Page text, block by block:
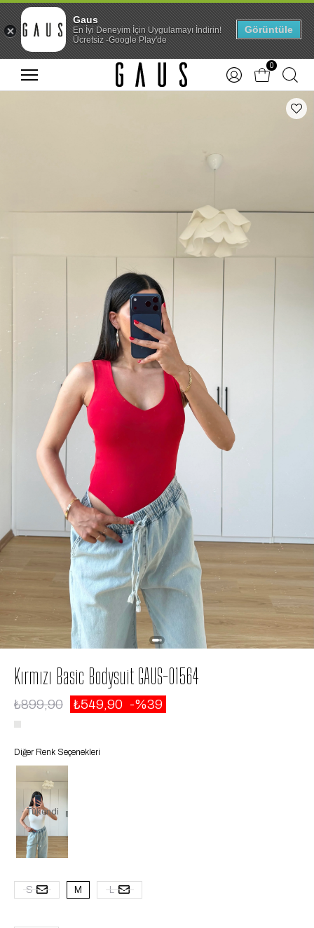
0
Kırmızı Basic Bodysuit GAUS-01564
₺899,90 ₺549,90 39
Diğer Renk Seçenekleri
Tükendi
S M L
Gaus
En İyi Deneyim İçin Uygulamayı İndirin!
Ücretsiz -Google Play'de
Görüntüle